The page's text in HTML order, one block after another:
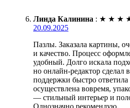
Линда Калинина : ★ ★ ★
20.09.2025
Пазлы. Заказала картины,
и качество. Процесс
удобный. Долго искала
но онлайн-редактор сделал
поддержки быстро
осуществлена вовремя,
— стильный интерьер и
Однозначно рекомендую.